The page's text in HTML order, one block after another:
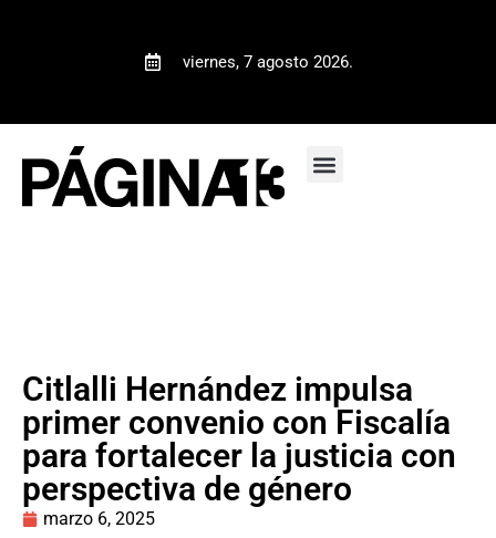
viernes, 7 agosto 2026.
Citlalli Hernández impulsa
primer convenio con Fiscalía
para fortalecer la justicia con
perspectiva de género
marzo 6, 2025